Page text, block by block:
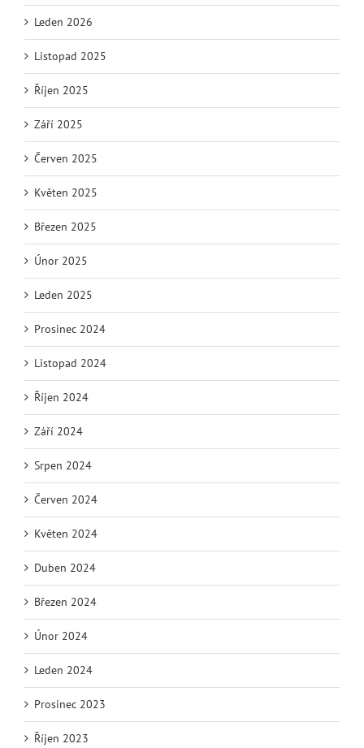
Leden 2026
Listopad 2025
Říjen 2025
Září 2025
Červen 2025
Květen 2025
Březen 2025
Únor 2025
Leden 2025
Prosinec 2024
Listopad 2024
Říjen 2024
Září 2024
Srpen 2024
Červen 2024
Květen 2024
Duben 2024
Březen 2024
Únor 2024
Leden 2024
Prosinec 2023
Říjen 2023